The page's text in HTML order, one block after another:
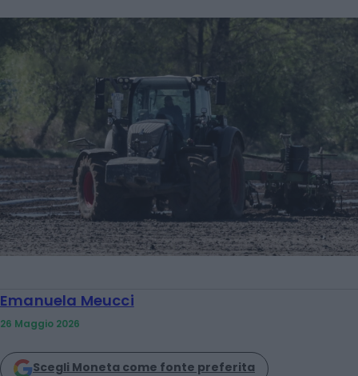
Emanuela Meucci
26 Maggio 2026
Scegli Moneta come fonte preferita